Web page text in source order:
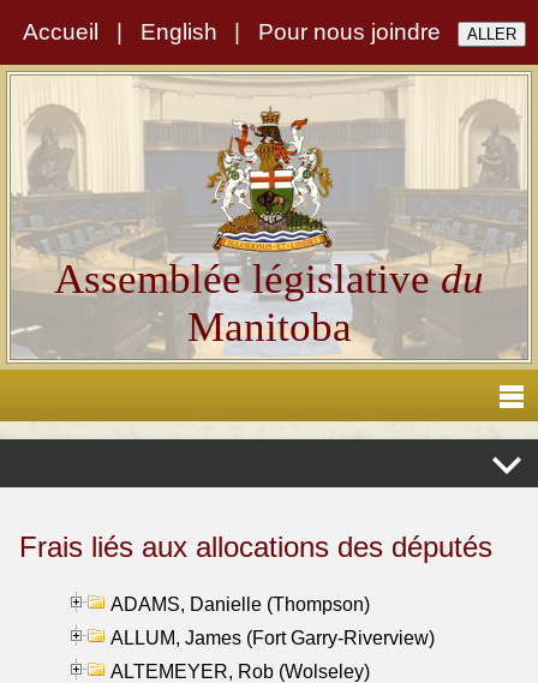
Accueil English Pour nous joindre
Assemblée législativedu
Manitoba
Frais liés aux allocations des députés
ADAMS, Danielle (Thompson)
ALLUM, James (Fort Garry-Riverview)
ALTEMEYER, Rob (Wolseley)